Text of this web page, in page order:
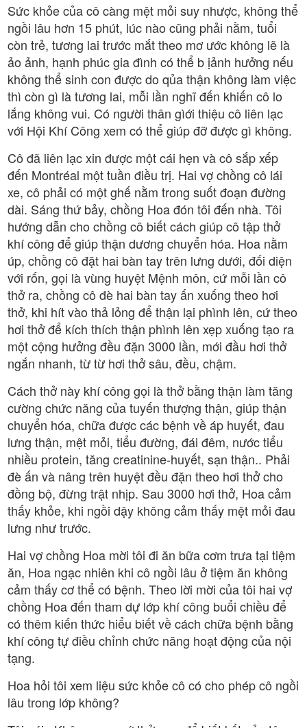
Sức khỏe của cô càng mệt mỏi suy nhược, không thể
ngồi lâu hơn 15 phút, lúc nào cũng phải nằm, tuổi
còn trẻ, tương lai trước mắt theo mơ ước không lẽ là
ảo ảnh, hạnh phúc gia đình có thể b ịảnh hưởng nếu
không thể sinh con được do qủa thận không làm việc
thì còn gì là tương lai, mỗi lần nghĩ đến khiến cô lo
lắng không vui. Có người thân gìới thiệu cô liên lạc
với Hội Khí Công xem có thể giúp đỡ được gì không.
Cô đã liên lạc xin được một cái hẹn và cô sắp xếp
đến Montréal một tuần điều trị. Hai vợ chồng cô lái
xe, cô phải có một ghế nằm trong suốt đoạn đường
dài. Sáng thứ bảy, chồng Hoa đón tôi đến nhà. Tôi
hướng dẫn cho chồng cô biết cách giúp cô tập thở
khí công để giúp thận dương chuyển hóa. Hoa nằm
úp, chồng cô đặt hai bàn tay trên lưng dưới, đối diện
với rốn, gọi là vùng huyệt Mệnh môn, cứ mỗi lần cô
thở ra, chồng cô đè hai bàn tay ấn xuống theo hơi
thở, khi hít vào thả lỏng để thận lại phình lên, cứ theo
hơi thở để kích thích thận phình lên xẹp xuống tạo ra
một cộng hưởng đều đặn 3000 lần, mới đầu hơi thở
ngắn nhanh, từ từ hơi thở sâu, đều, chậm.
Cách thở này khí công gọi là thở bằng thận làm tăng
cường chức năng của tuyến thượng thận, giúp thận
chuyển hóa, chữa được các bệnh về áp huyết, đau
lưng thận, mệt mỏi, tiểu đường, đái đêm, nước tiểu
nhiều protein, tăng creatinine-huyết, sạn thận.. Phải
đè ấn và nâng trên huyệt đều đặn theo hơi thở cho
đồng bộ, đừng trật nhịp. Sau 3000 hơi thở, Hoa cảm
thấy khỏe, khi ngồi dậy không cảm thấy mệt mỏi đau
lưng như trước.
Hai vợ chồng Hoa mời tôi đi ăn bữa cơm trưa tại tiệm
ăn, Hoa ngạc nhiên khi cô ngồi lâu ở tiệm ăn không
cảm thấy cơ thể có bệnh. Theo lời mời của tôi hai vợ
chồng Hoa đến tham dự lớp khí công buổi chiều để
có thêm kiến thức hiểu biết về cách chữa bệnh bằng
khí công tự điều chỉnh chức năng hoạt động của nội
tạng.
Hoa hỏi tôi xem liệu sức khỏe cô có cho phép cô ngồi
lâu trong lớp không?